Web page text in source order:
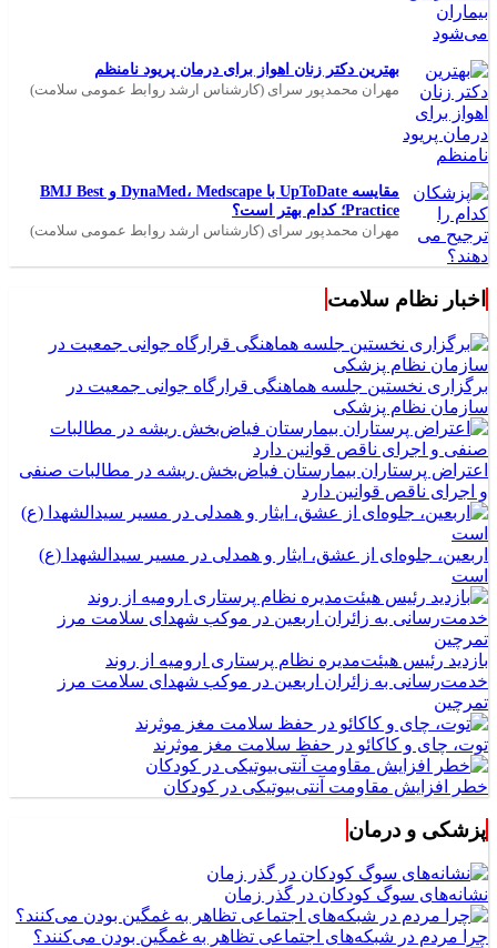
بهترین دکتر زنان اهواز برای درمان پریود نامنظم
مهران محمدپور سرای (کارشناس ارشد روابط عمومی سلامت)
مقایسه UpToDate با DynaMed، Medscape و BMJ Best
Practice؛ کدام بهتر است؟
مهران محمدپور سرای (کارشناس ارشد روابط عمومی سلامت)
اخبار نظام سلامت
برگزاری نخستین جلسه هماهنگی قرارگاه جوانی جمعیت در
سازمان نظام پزشکی
اعتراض پرستاران بیمارستان فیاض‌بخش ریشه در مطالبات صنفی
و اجرای ناقص قوانین دارد
اربعین، جلوه‌ای از عشق، ایثار و همدلی در مسیر سیدالشهدا (ع)
است
بازدید رئیس هیئت‌مدیره نظام پرستاری ارومیه از روند
خدمت‌رسانی به زائران اربعین در موکب شهدای سلامت مرز
تمرچین
توت، چای و کاکائو در حفظ سلامت مغز موثرند
خطر افزایش مقاومت آنتی‌بیوتیکی در کودکان
پزشکی و درمان
نشانه‌های سوگ کودکان در گذر زمان
چرا مردم در شبکه‌های اجتماعی تظاهر به غمگین بودن می‌کنند؟